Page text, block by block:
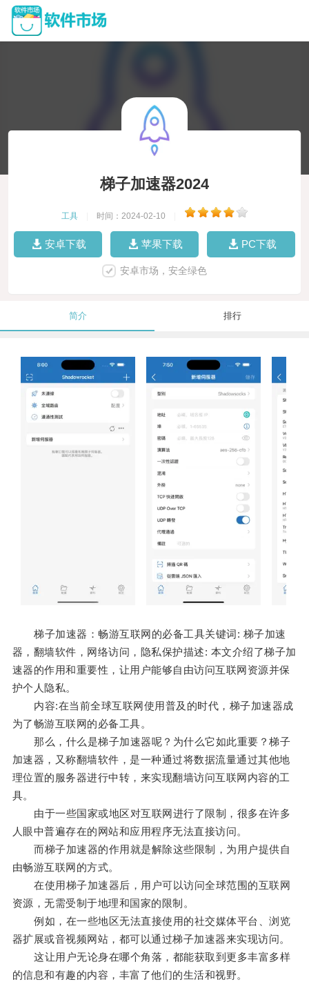
梯子加速器2024
工具 时间：2024-02-10
安卓下载 苹果下载 PC下载
安卓市场，安全绿色
简介 排行
梯子加速器：畅游互联网的必备工具关键词: 梯子加速
器，翻墙软件，网络访问，隐私保护描述: 本文介绍了梯子加
速器的作用和重要性，让用户能够自由访问互联网资源并保
护个人隐私。
内容:在当前全球互联网使用普及的时代，梯子加速器成
为了畅游互联网的必备工具。
那么，什么是梯子加速器呢？为什么它如此重要？梯子
加速器，又称翻墙软件，是一种通过将数据流量通过其他地
理位置的服务器进行中转，来实现翻墙访问互联网内容的工
具。
由于一些国家或地区对互联网进行了限制，很多在许多
人眼中普遍存在的网站和应用程序无法直接访问。
而梯子加速器的作用就是解除这些限制，为用户提供自
由畅游互联网的方式。
在使用梯子加速器后，用户可以访问全球范围的互联网
资源，无需受制于地理和国家的限制。
例如，在一些地区无法直接使用的社交媒体平台、浏览
器扩展或音视频网站，都可以通过梯子加速器来实现访问。
这让用户无论身在哪个角落，都能获取到更多丰富多样
的信息和有趣的内容，丰富了他们的生活和视野。